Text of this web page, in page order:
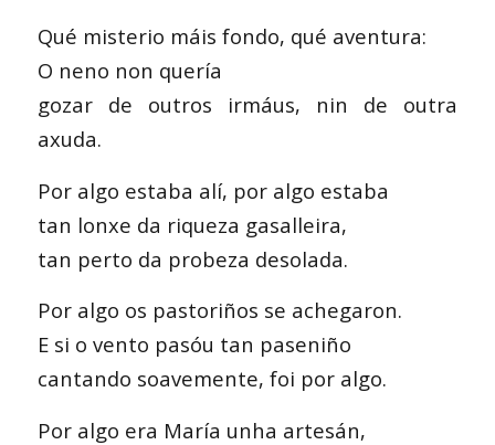
Qué misterio máis fondo, qué aventura:
O neno non quería
gozar de outros irmáus, nin de outra
axuda.
Por algo estaba alí, por algo estaba
tan lonxe da riqueza gasalleira,
tan perto da probeza desolada.
Por algo os pastoriños se achegaron.
E si o vento pasóu tan paseniño
cantando soavemente, foi por algo.
Por algo era María unha artesán,